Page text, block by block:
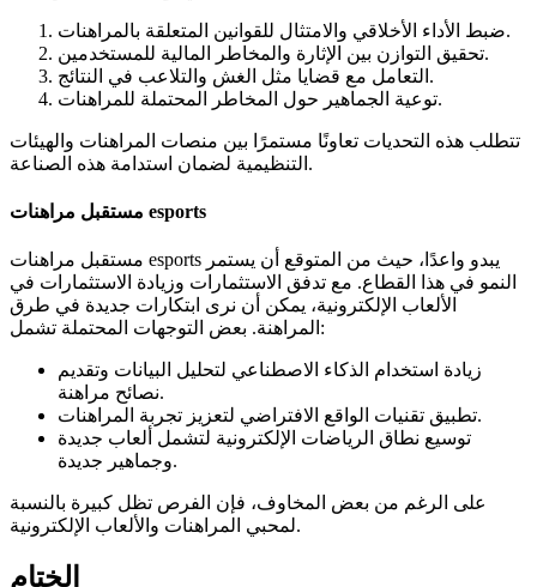
ضبط الأداء الأخلاقي والامتثال للقوانين المتعلقة بالمراهنات.
تحقيق التوازن بين الإثارة والمخاطر المالية للمستخدمين.
التعامل مع قضايا مثل الغش والتلاعب في النتائج.
توعية الجماهير حول المخاطر المحتملة للمراهنات.
تتطلب هذه التحديات تعاونًا مستمرًا بين منصات المراهنات والهيئات
التنظيمية لضمان استدامة هذه الصناعة.
مستقبل مراهنات esports
مستقبل مراهنات esports يبدو واعدًا، حيث من المتوقع أن يستمر
النمو في هذا القطاع. مع تدفق الاستثمارات وزيادة الاستثمارات في
الألعاب الإلكترونية، يمكن أن نرى ابتكارات جديدة في طرق
المراهنة. بعض التوجهات المحتملة تشمل:
زيادة استخدام الذكاء الاصطناعي لتحليل البيانات وتقديم
نصائح مراهنة.
تطبيق تقنيات الواقع الافتراضي لتعزيز تجربة المراهنات.
توسيع نطاق الرياضات الإلكترونية لتشمل ألعاب جديدة
وجماهير جديدة.
على الرغم من بعض المخاوف، فإن الفرص تظل كبيرة بالنسبة
لمحبي المراهنات والألعاب الإلكترونية.
الختام